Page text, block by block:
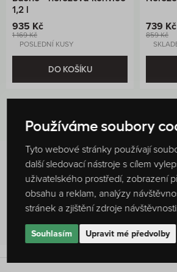
1,2 l
935 Kč
1 169 Kč
POSLEDNÍ KUSY
DO KOŠÍKU
739 Kč
859 Kč
Hodnocení
0 %Žádné
Používáme soubory
Tyto webové stránky používají
další sledovací nástroje s cílem
uživatelského prostředí, zobrazení
obsahu a reklam, analýzy
stránek a zjištění zdroje
Souhlasím Upravit mé předvolby